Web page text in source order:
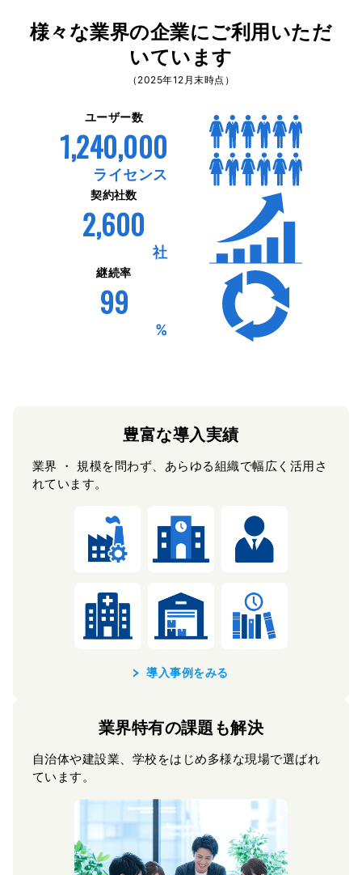
様々な業界の企業にご利用いただ
いています
（2025年12月末時点）
ユーザー数
1,240,000
ライセンス
契約社数
2,600
社
継続率
99
%
豊富な導入実績
業界 ・ 規模を問わず、あらゆる組織で幅広く活用さ
れています。
導入事例をみる
業界特有の課題も解決
自治体や建設業、学校をはじめ多様な現場で選ばれ
ています。